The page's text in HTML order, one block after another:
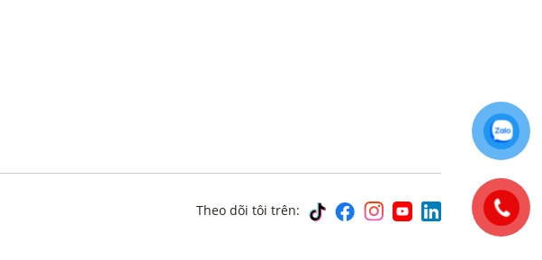
Theo dõi tôi trên: